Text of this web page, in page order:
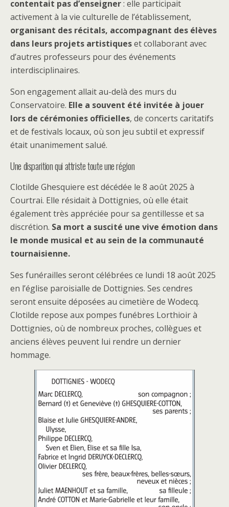
contentait pas d’enseigner: elle participait
activement à la vie culturelle de l’établissement,
organisant des récitals, accompagnant des élèves
dans leurs projets artistiqueset collaborant avec
d’autres professeurs pour des événements
interdisciplinaires.
Son engagement allait au-delà des murs du
Conservatoire. Elle a souvent été invitée à jouer
lors de cérémonies officielles, de concerts caritatifs
et de festivals locaux, où son jeu subtil et expressif
était unanimement salué.
Une disparition qui attriste toute une région
Clotilde Ghesquiere est décédée le 8 août 2025 à
Courtrai. Elle résidait à Dottignies, où elle était
également très appréciée pour sa gentillesse et sa
discrétion. Sa mort a suscité une vive émotion dans
le monde musical et au sein de la communauté
tournaisienne.
Ses funérailles seront célébrées ce lundi 18 août 2025
en l’église paroisialle de Dottignies. Ses cendres
seront ensuite déposées au cimetière de Wodecq.
Clotilde repose aux pompes funébres Lorthioir à
Dottignies, où de nombreux proches, collègues et
anciens élèves peuvent lui rendre un dernier
hommage.